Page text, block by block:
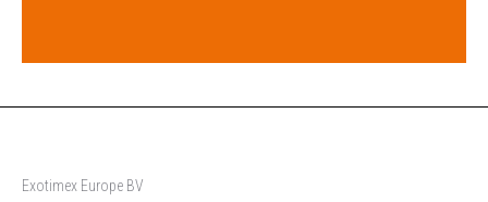
Exotimex Europe BV